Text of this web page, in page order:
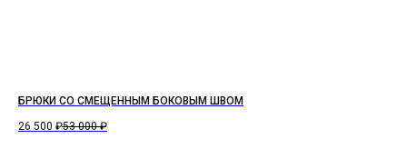
БРЮКИ СО СМЕЩЕННЫМ БОКОВЫМ ШВОМ
26 500 ₽53 000 ₽